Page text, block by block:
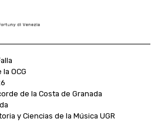
OCG
de la Costa de Granada
y Ciencias de la Música UGR